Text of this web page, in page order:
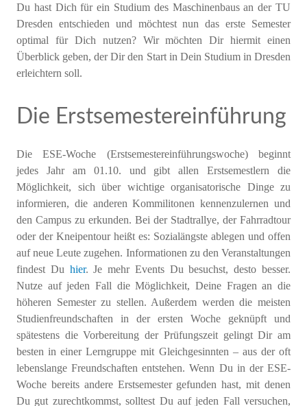
Du hast Dich für ein Studium des Maschinenbaus an der TU
Dresden entschieden und möchtest nun das erste Semester
optimal für Dich nutzen? Wir möchten Dir hiermit einen
Überblick geben, der Dir den Start in Dein Studium in Dresden
erleichtern soll.
Die Erstsemestereinführung
Die ESE-Woche (Erstsemestereinführungswoche) beginnt
jedes Jahr am 01.10. und gibt allen Erstsemestlern die
Möglichkeit, sich über wichtige organisatorische Dinge zu
informieren, die anderen Kommilitonen kennenzulernen und
den Campus zu erkunden. Bei der Stadtrallye, der Fahrradtour
oder der Kneipentour heißt es: Sozialängste ablegen und offen
auf neue Leute zugehen. Informationen zu den Veranstaltungen
findest Du hier. Je mehr Events Du besuchst, desto besser.
Nutze auf jeden Fall die Möglichkeit, Deine Fragen an die
höheren Semester zu stellen. Außerdem werden die meisten
Studienfreundschaften in der ersten Woche geknüpft und
spätestens die Vorbereitung der Prüfungszeit gelingt Dir am
besten in einer Lerngruppe mit Gleichgesinnten – aus der oft
lebenslange Freundschaften entstehen. Wenn Du in der ESE-
Woche bereits andere Erstsemester gefunden hast, mit denen
Du gut zurechtkommst, solltest Du auf jeden Fall versuchen,